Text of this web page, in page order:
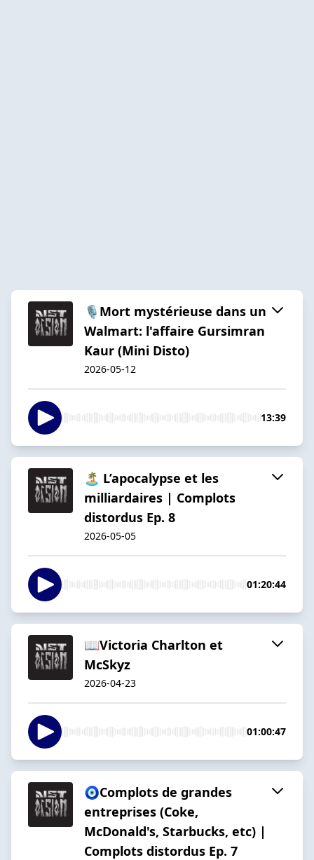
🎙️Mort mystérieuse dans un
Walmart: l'affaire Gursimran
Kaur (Mini Disto)
2026-05-12
13:39
🏝️ L’apocalypse et les
milliardaires | Complots
distordus Ep. 8
2026-05-05
01:20:44
📖Victoria Charlton et
McSkyz
2026-04-23
01:00:47
🧿Complots de grandes
entreprises (Coke,
McDonald's, Starbucks, etc) |
Complots distordus Ep. 7